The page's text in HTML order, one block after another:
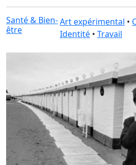
Santé & Bien-
être
Art expérimental •
Identité • Travail